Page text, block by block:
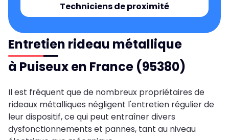
Techniciens de proximité
Entretien rideau métallique
à Puiseux en France (95380)
Il est fréquent que de nombreux propriétaires de
rideaux métalliques négligent l'entretien régulier de
leur dispositif, ce qui peut entraîner divers
dysfonctionnements et pannes, tant au niveau